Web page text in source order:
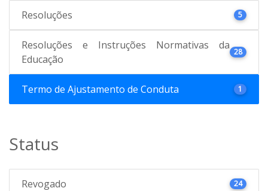
Resoluções 5
Resoluções e Instruções Normativas da
Educação
28
Termo de Ajustamento de Conduta 1
Status
Revogado 24